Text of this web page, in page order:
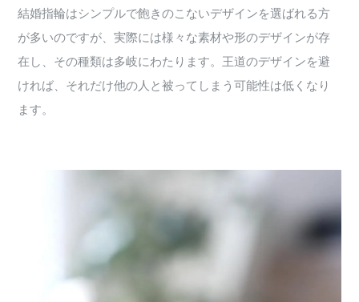
結婚指輪はシンプルで飽きのこないデザインを選ばれる方
が多いのですが、実際には様々な素材や形のデザインが存
在し、その種類は多岐にわたります。王道のデザインを避
ければ、それだけ他の人と被ってしまう可能性は低くなり
ます。